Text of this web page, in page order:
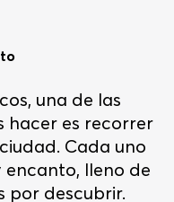
una de las
hacer es recorrer
Cada uno
lleno de
por descubrir.